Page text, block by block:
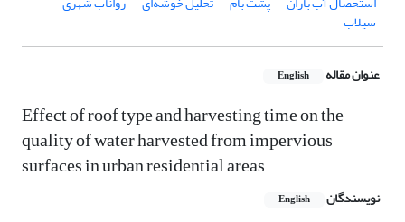
سیلاب
عنوان مقاله English
Effect of roof type and harvesting time on the
quality of water harvested from impervious
surfaces in urban residential areas
نویسندگان English